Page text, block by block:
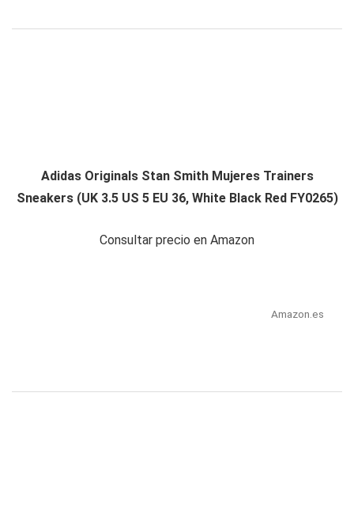
Adidas Originals Stan Smith Mujeres Trainers
Sneakers (UK 3.5 US 5 EU 36, White Black Red FY0265)
Consultar precio en Amazon
Amazon.es